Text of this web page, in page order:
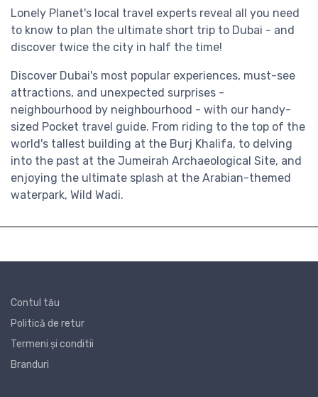
Lonely Planet's local travel experts reveal all you need
to know to plan the ultimate short trip to Dubai - and
discover twice the city in half the time!
Discover Dubai's most popular experiences, must-see
attractions, and unexpected surprises -
neighbourhood by neighbourhood - with our handy-
sized Pocket travel guide. From riding to the top of the
world's tallest building at the Burj Khalifa, to delving
into the past at the Jumeirah Archaeological Site, and
enjoying the ultimate splash at the Arabian-themed
waterpark, Wild Wadi.
Contul tău
Politică de retur
Termeni și conditii
Branduri